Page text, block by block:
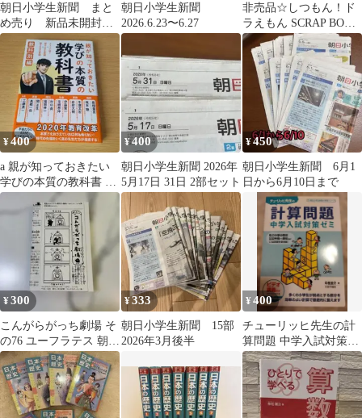
朝日小学生新聞 まと
め売り 新品未開封 6
日分 桃太郎電鉄 47
都道府県の旅
朝日小学生新聞
2026.6.23〜6.27
非売品☆しつもん！ド
ラえもん SCRAP BOOK
5冊セット
¥400
a 親が知っておきたい
学びの本質の教科書 ド
ラゴン桜2×朝日小学生
新聞×朝日中高
¥400
朝日小学生新聞 2026年
5月17日 31日 2部セット
¥450
朝日小学生新聞 6月1
日から6月10日まで
¥300
こんがらがっち劇場 そ
の76 ユーフラテス 朝日
小学生新聞
¥333
朝日小学生新聞 15部
2026年3月後半
¥400
チューリッヒ先生の計
算問題 中学入試対策ゼ
ミ